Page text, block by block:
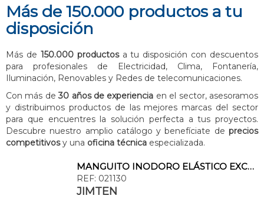
Más de 150.000 productos a tu
disposición
Más de 150.000 productosa tu disposición con descuentos
para profesionales de Electricidad, Clima, Fontanería,
Iluminación, Renovables y Redes de telecomunicaciones.
Con más de30 años de experiencia en el sector, asesoramos
y distribuimos productos de las mejores marcas del sector
para que encuentres la solución perfecta a tus proyectos.
Descubre nuestro amplio catálogo y benefíciate de precios
competitivosy una oficina técnica especializada.
MANGUITO INODORO ELÁSTICO EXCÉNTRICA S219 90
REF: 021130
JIMTEN